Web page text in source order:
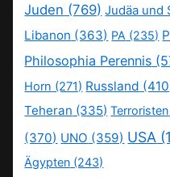
Juden (769) Judäa und
Libanon (363) PA (235)
Philosophia Perennis
Horn (271) Russland
Teheran (335) Terroristen
(370) UNO (359) USA
Ägypten (243)